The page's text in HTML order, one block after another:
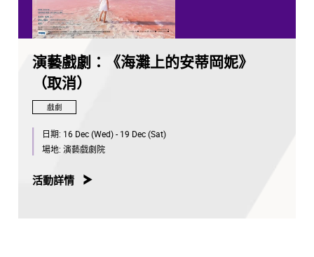
演藝戲劇：《海灘上的安蒂岡妮》
（取消）
戲劇
日期: 16 Dec (Wed) - 19 Dec (Sat)
場地: 演藝戲劇院
活動詳情